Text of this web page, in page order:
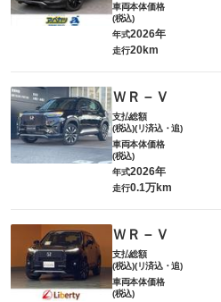
車両本体価格
(税込)
年式2026年
走行20km
ＷＲ－Ｖ
支払総額
(税込)(リ済込・追)
車両本体価格
(税込)
年式2026年
走行0.1万km
ＷＲ－Ｖ
支払総額
(税込)(リ済込・追)
車両本体価格
(税込)